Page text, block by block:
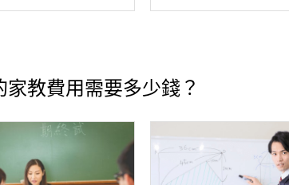
家教費用需要多少錢？